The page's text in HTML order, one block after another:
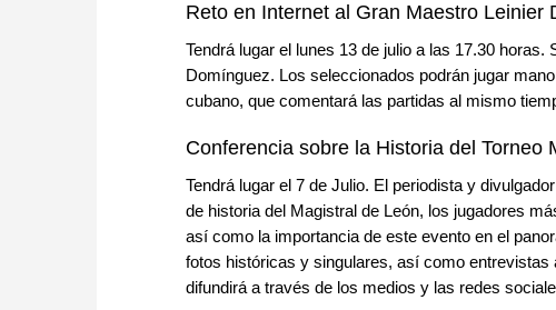
Reto en Internet al Gran Maestro Leinier
Tendrá lugar el lunes 13 de julio a las 17.30
Domínguez. Los seleccionados podrán jugar
cubano, que comentará las partidas al mismo
Conferencia sobre la Historia del Torneo
Tendrá lugar el 7 de Julio. El periodista y
de historia del Magistral de León, los jugadores
así como la importancia de este evento en el
fotos históricas y singulares, así como
difundirá a través de los medios y las redes